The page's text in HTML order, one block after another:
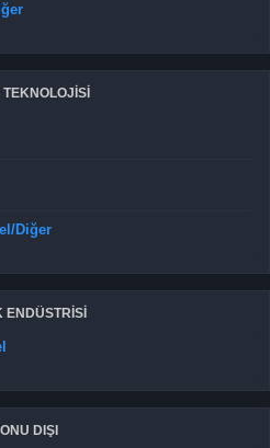
TEKNOLOJİSİ
Diğer
ENDÜSTRİSİ
DIŞI